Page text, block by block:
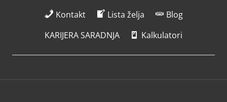
Kontakt
Lista želja
Blog
KARIJERA SARADNJA
Kalkulatori